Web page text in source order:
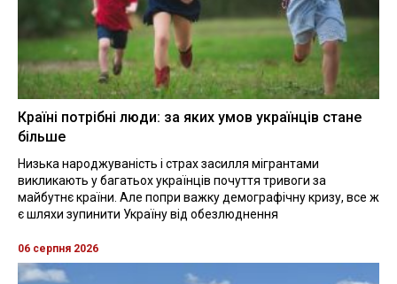
Країні потрібні люди: за яких умов українців стане
більше
Низька народжуваність і страх засилля мігрантами
викликають у багатьох українців почуття тривоги за
майбутнє країни. Але попри важку демографічну кризу, все ж
є шляхи зупинити Україну від обезлюднення
06 серпня 2026